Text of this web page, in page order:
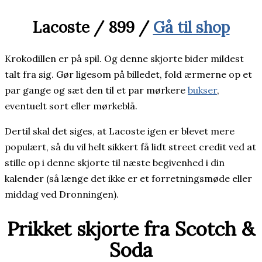
Lacoste / 899 / Gå til shop
Krokodillen er på spil. Og denne skjorte bider mildest
talt fra sig. Gør ligesom på billedet, fold ærmerne op et
par gange og sæt den til et par mørkere bukser,
eventuelt sort eller mørkeblå.
Dertil skal det siges, at Lacoste igen er blevet mere
populært, så du vil helt sikkert få lidt street credit ved at
stille op i denne skjorte til næste begivenhed i din
kalender (så længe det ikke er et forretningsmøde eller
middag ved Dronningen).
Prikket skjorte fra Scotch &
Soda